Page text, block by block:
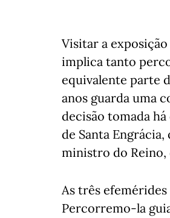
Visitar a exposição
implica tanto
equivalente parte
anos guarda uma
decisão tomada
de Santa
ministro do Reino,
As três
Percorremo-la